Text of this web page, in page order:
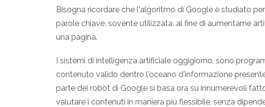
Bisogna ricordare che l'algoritmo di Google è studiato
parole chiave, sovente utilizzata, al fine di aumentarne
una pagina.
I sistemi di intelligenza artificiale oggigiorno, sono
contenuto valido dentro l'oceano d'informazione
parte dei robot di Google si basa ora su innumerevoli
valutare i contenuti in maniera piú flessibile, senza